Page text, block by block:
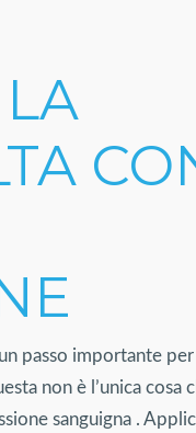
passo importante per
non è l’unica cosa
sanguigna .